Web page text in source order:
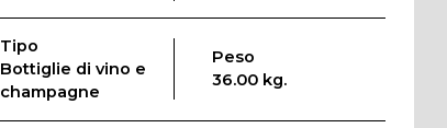
Tipo
Bottiglie di vino e
champagne
Peso
36.00 kg.